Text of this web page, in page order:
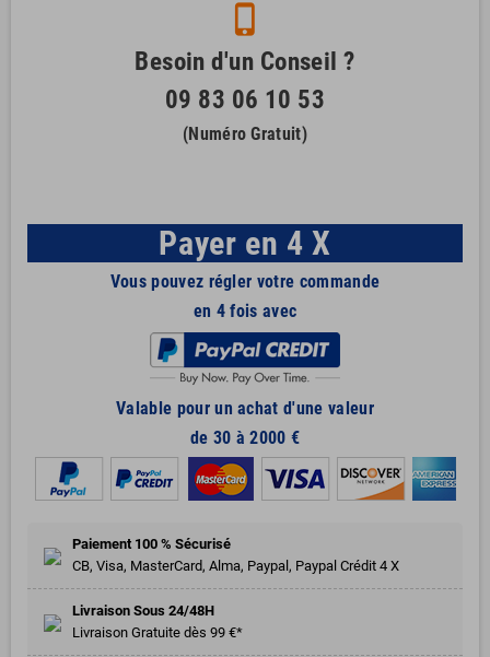
phone_iphone
Besoin d'un Conseil ?
09 83 06 10 53
(Numéro Gratuit)
Payer en 4 X
Vous pouvez régler votre commande
en 4 fois avec
Valable pour un achat d'une valeur
de 30 à 2000 €
Paiement 100 % Sécurisé
CB, Visa, MasterCard, Alma, Paypal, Paypal Crédit 4 X
Livraison Sous 24/48H
Livraison Gratuite dès 99 €*